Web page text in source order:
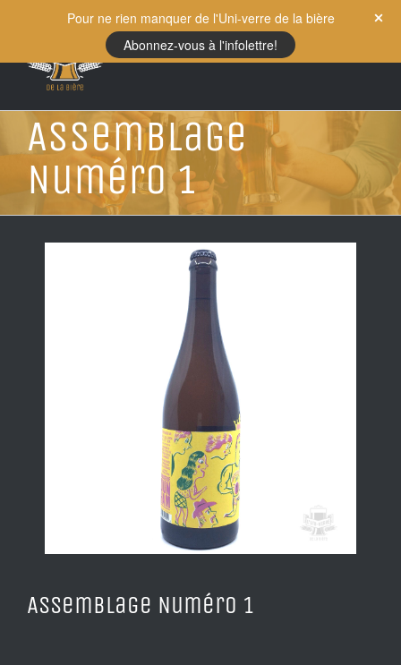
content
Assemblage
Numéro 1
Assemblage Numéro 1
Pour ne rien manquer de l'Uni-verre de la bière
Abonnez-vous à l'infolettre!